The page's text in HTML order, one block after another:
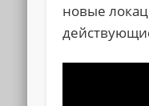
новые